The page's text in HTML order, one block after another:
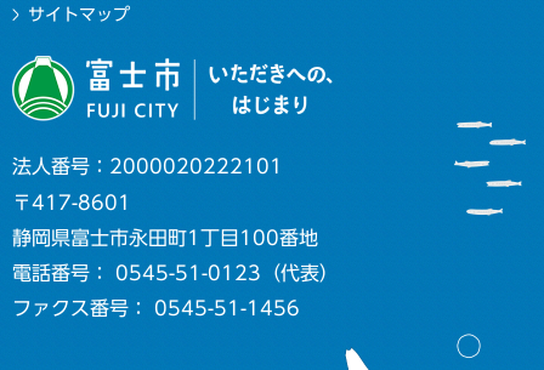
サイトマップ
法人番号：2000020222101
〒417-8601
静岡県富士市永田町1丁目100番地
電話番号： 0545-51-0123（代表）
ファクス番号： 0545-51-1456